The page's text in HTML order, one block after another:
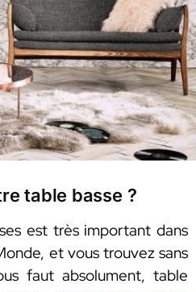
table basse ?
est très important dans
et vous trouvez sans
faut absolument, table